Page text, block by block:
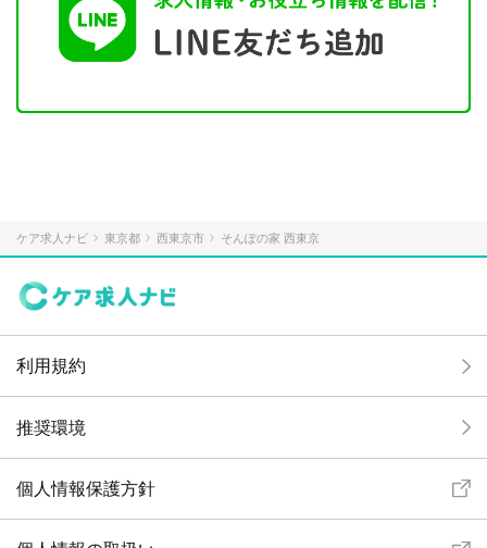
ケア求人ナビ 東京都 西東京市 そんぽの家 西東京
利用規約
推奨環境
個人情報保護方針